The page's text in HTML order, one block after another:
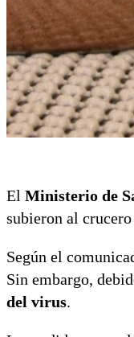
El Ministerio de
subieron al crucero
Según el
Sin embargo,
del virus.